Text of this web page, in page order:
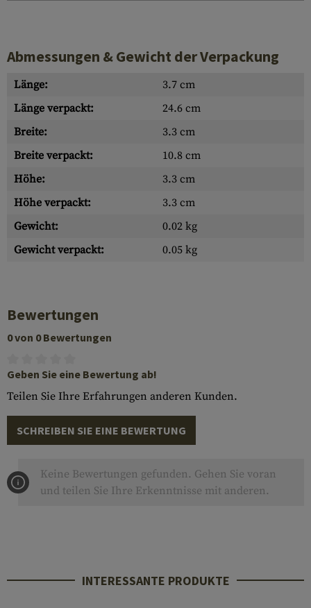
Abmessungen & Gewicht der Verpackung
Länge:
3.7 cm
Länge verpackt:
24.6 cm
Breite:
3.3 cm
Breite verpackt:
10.8 cm
Höhe:
3.3 cm
Höhe verpackt:
3.3 cm
Gewicht:
0.02 kg
Gewicht verpackt:
0.05 kg
Bewertungen
0 von 0 Bewertungen
Geben Sie eine Bewertung ab!
Teilen Sie Ihre Erfahrungen anderen Kunden.
SCHREIBEN SIE EINE BEWERTUNG
Keine Bewertungen gefunden. Gehen Sie voran
und teilen Sie Ihre Erkenntnisse mit anderen.
INTERESSANTE PRODUKTE